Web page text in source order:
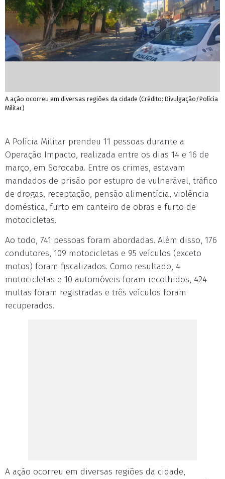
A ação ocorreu em diversas regiões da cidade (Crédito: Divulgação/Polícia
Militar)
A Polícia Militar prendeu 11 pessoas durante a
Operação Impacto, realizada entre os dias 14 e 16 de
março, em Sorocaba. Entre os crimes, estavam
mandados de prisão por estupro de vulnerável, tráfico
de drogas, receptação, pensão alimentícia, violência
doméstica, furto em canteiro de obras e furto de
motocicletas.
Ao todo, 741 pessoas foram abordadas. Além disso, 176
condutores, 109 motocicletas e 95 veículos (exceto
motos) foram fiscalizados. Como resultado, 4
motocicletas e 10 automóveis foram recolhidos, 424
multas foram registradas e três veículos foram
recuperados.
A ação ocorreu em diversas regiões da cidade,